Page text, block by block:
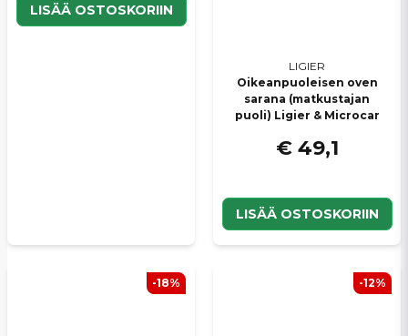
LISÄÄ OSTOSKORIIN
LIGIER
Oikeanpuoleisen oven
sarana (matkustajan
puoli) Ligier & Microcar
€ 49,1
LISÄÄ OSTOSKORIIN
-18% -12%